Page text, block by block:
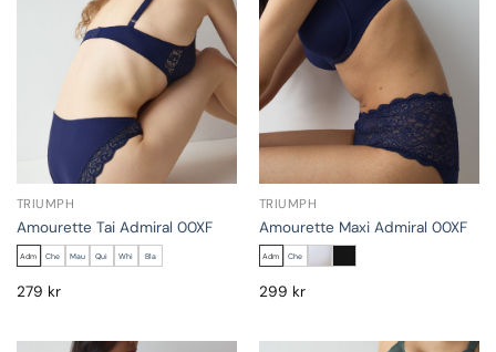
TRIUMPH
Amourette Tai Admiral 00XF
Adm Che Mau Qui Whi Bla
279 kr
TRIUMPH
Amourette Maxi Admiral 00XF
Adm Che
299 kr